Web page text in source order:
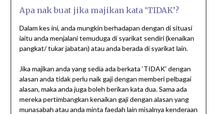
Apa nak buat jika majikan kata ‘TIDAK’?
Dalam kes ini, anda mungkin berhadapan dengan di situasi
iaitu anda menjalani temuduga di syarikat sendiri (kenaikan
pangkat/ tukar jabatan) atau anda berada di syarikat lain.
Jika majikan anda yang sedia ada berkata ‘TIDAK’ dengan
alasan anda tidak perlu naik gaji dengan memberi pelbagai
alasan, maka anda juga boleh berikan kata dua. Sama ada
mereka pertimbangkan kenaikan gaji dengan alasan yang
munasabah atau anda minta faedah lain misalnya kenderaan